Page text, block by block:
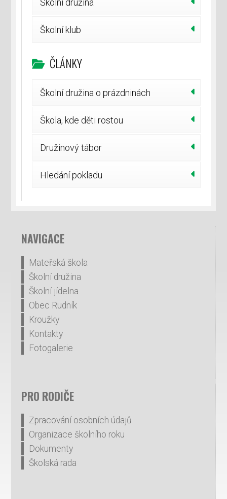
Školní družina
Školní klub
ČLÁNKY
Školní družina o prázdninách
Škola, kde děti rostou
Družinový tábor
Hledání pokladu
NAVIGACE
Mateřská škola
Školní družina
Školní jídelna
Obec Rudník
Kroužky
Kontakty
Fotogalerie
PRO RODIČE
Zpracování osobních údajů
Organizace školního roku
Dokumenty
Školská rada